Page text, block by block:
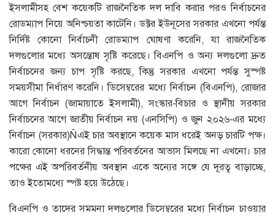
ইসলামীসহ বেশ কয়েকটি রাজনৈতিক দল দাবি করার পরও নির্বাচনের
রোডম্যাপ নিয়ে অনিশ্চয়তা কাটেনি। ডক্টর ইউনূসের সরকার এখনো পর্যন্ত
নির্দিষ্ট কোনো নির্বাচনী রোডম্যাপ ঘোষণা করেনি, যা রাজনৈতিক
দলগুলোর মধ্যে অসন্তোষ সৃষ্টি করেছে। বিএনপি ও অন্য দলগুলো দ্রুত
নির্বাচনের জন্য চাপ সৃষ্টি করছে, কিন্তু সরকার এখনো পর্যন্ত সুস্পষ্ট
সময়সীমা নির্ধারণ করেনি। ডিসেম্বরের মধ্যে নির্বাচন (বিএনপি), রোজার
আগে নির্বাচন (জামায়াতে ইসলামী), সংস্কার-বিচার ও স্থানীয় সরকার
নির্বাচনের আগে জাতীয় নির্বাচন নয় (এনসিপি) ও জুন ২০২৬-এর মধ্যে
নির্বাচন (সরকার)Ñএই চার অবস্থানে কয়েক মাস ধরেই অনড় চারটি পক্ষ।
কারো কোনো ধরনের সিদ্ধান্ত পরিবর্তনের আভাস মিলছে না এখনো। চার
পক্ষের এই অপরিবর্তনীয় অবস্থান একে অন্যের সঙ্গে যে দূরত্ব বাড়াচ্ছে,
তাও ইতোমধ্যে স্পষ্ট হয়ে উঠেছে।
বিএনপি ও তাদের সমমনা দলগুলোর ডিসেম্বরের মধ্যে নির্বাচন চাওয়ার